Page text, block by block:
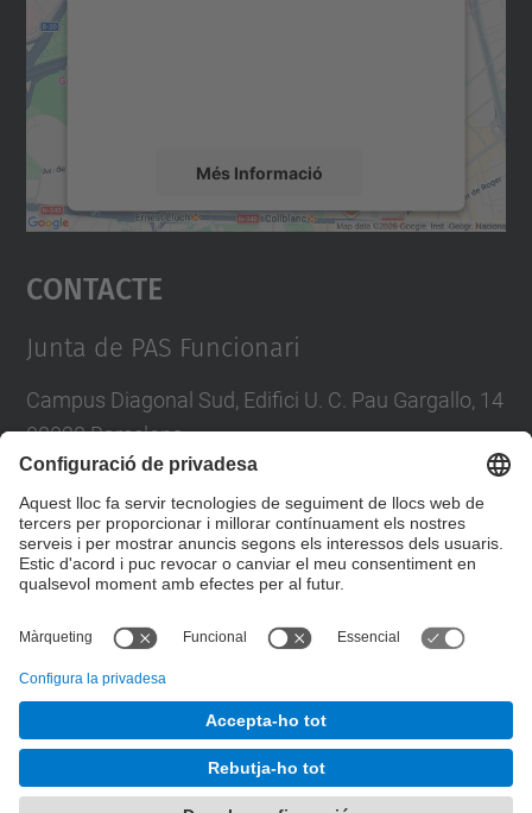
Més Informació
Accepta
powered by
Contacte
Junta de PAS Funcionari
Campus Diagonal Sud, Edifici U. C. Pau Gargallo, 14
08028 Barcelona
E-mail :junta.pasf@upc.edu
Formulari de contacte
Junta PAS Funcionari
Desenvolupat amb